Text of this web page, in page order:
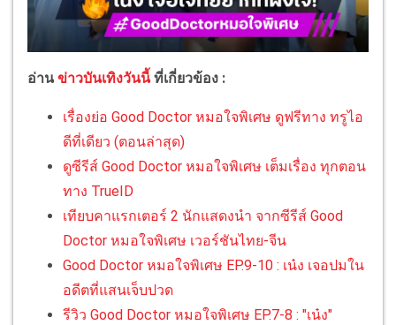
อ่านข่าวบันเทิงวันนี้ ที่เกี่ยวข้อง :
เรื่องย่อ Good Doctor หมอใจพิเศษ ดูฟรีทาง ทรูไอ
ดีที่เดียว (ตอนล่าสุด)
ดูซีรีส์ Good Doctor หมอใจพิเศษ เต็มเรื่อง ทุกตอน
ทาง TrueID
เทียบคาแรกเตอร์ 2 นักแสดงนำ จากซีรีส์ Good
Doctor หมอใจพิเศษ เวอร์ชันไทย-จีน
Good Doctor หมอใจพิเศษ EP.9-10 : เน๋ง เจอปมใน
อดีตที่แสนเจ็บปวด
รีวิว Good Doctor หมอใจพิเศษ EP.7-8 : "เน๋ง"